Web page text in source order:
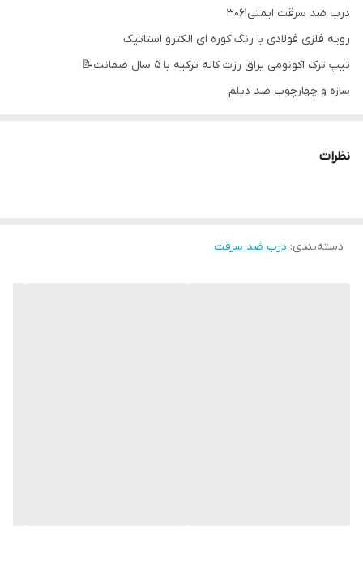
درب ضد سرقت ایمنی۳۰۶۱
رویه فلزی فولادی با رنگ کوره ای الکترو استاتیک
تیپ ترک اکونومی یراق رزت کاله ترکیه با ۵ سال ضمانت📝
سازه و چهارچوب ضد دیلم
نظرات
دسته‌بندی: درب ضد سرقت